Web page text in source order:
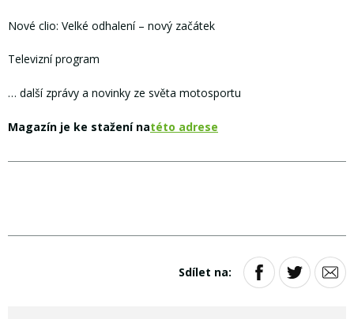
Nové clio: Velké odhalení – nový začátek
Televizní program
… další zprávy a novinky ze světa motosportu
Magazín je ke stažení natéto adrese
Sdílet na: